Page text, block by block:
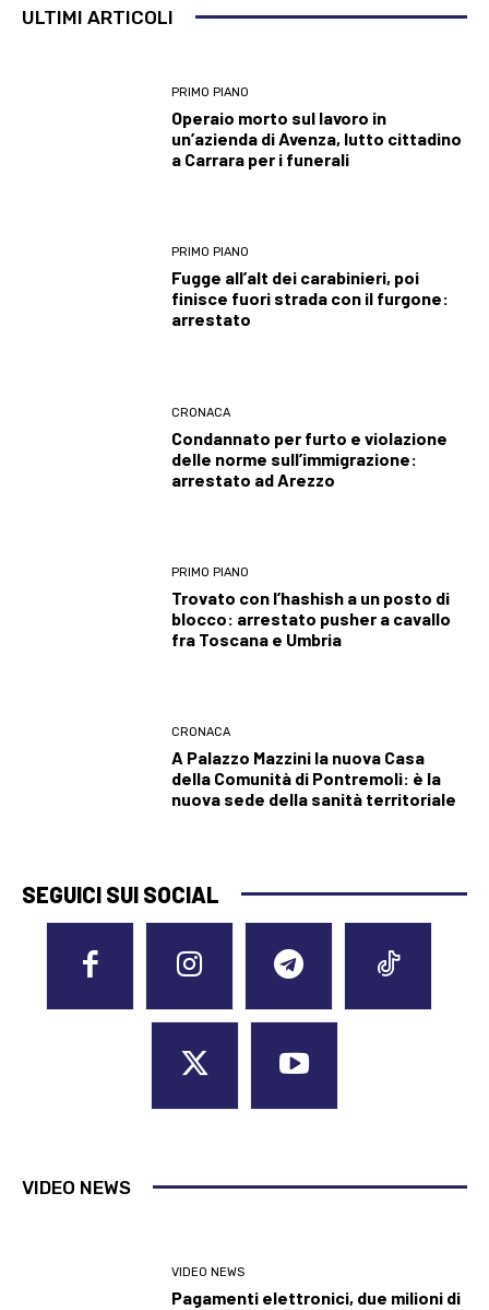
ULTIMI ARTICOLI
PRIMO PIANO
Operaio morto sul lavoro in
un’azienda di Avenza, lutto cittadino
a Carrara per i funerali
PRIMO PIANO
Fugge all’alt dei carabinieri, poi
finisce fuori strada con il furgone:
arrestato
CRONACA
Condannato per furto e violazione
delle norme sull’immigrazione:
arrestato ad Arezzo
PRIMO PIANO
Trovato con l’hashish a un posto di
blocco: arrestato pusher a cavallo
fra Toscana e Umbria
CRONACA
A Palazzo Mazzini la nuova Casa
della Comunità di Pontremoli: è la
nuova sede della sanità territoriale
SEGUICI SUI SOCIAL
VIDEO NEWS
VIDEO NEWS
Pagamenti elettronici, due milioni di